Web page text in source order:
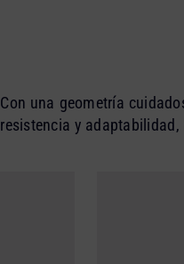
Con una geometría
resistencia y